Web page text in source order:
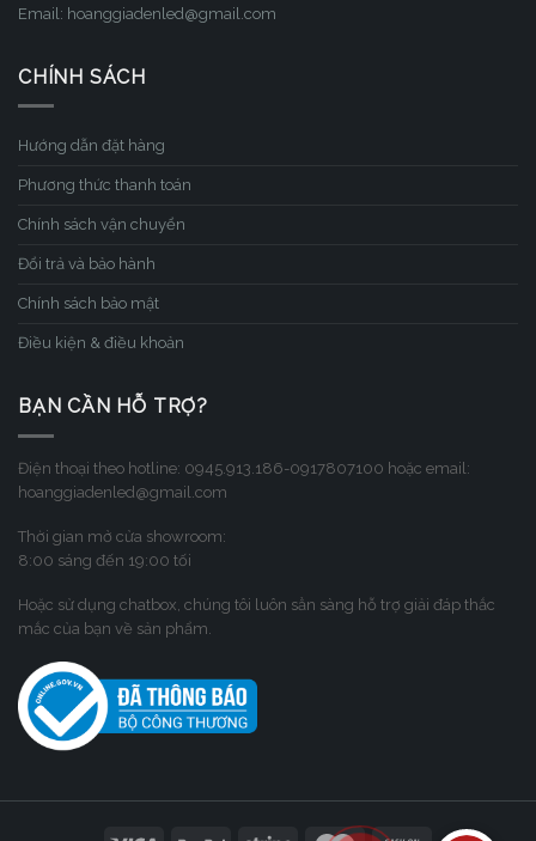
Email: hoanggiadenled@gmail.com
CHÍNH SÁCH
Hướng dẫn đặt hàng
Phương thức thanh toán
Chính sách vận chuyển
Đổi trả và bảo hành
Chính sách bảo mật
Điều kiện & điều khoản
BẠN CẦN HỖ TRỢ?
Điện thoại theo hotline: 0945.913.186-0917807100 hoặc email:
hoanggiadenled@gmail.com
Thời gian mở cửa showroom:
8:00 sáng đến 19:00 tối
Hoặc sử dụng chatbox, chúng tôi luôn sẳn sàng hỗ trợ giải đáp thắc
mắc của bạn về sản phẩm.